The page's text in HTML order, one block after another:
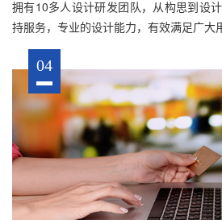
拥有10多人设计研发团队，从构思到设
持服务，专业的设计能力，有效满足广大
04